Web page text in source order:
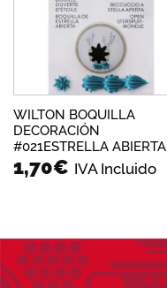
WILTON BOQUILLA
DECORACIÓN
#021ESTRELLA ABIERTA
1,70€ IVA Incluido